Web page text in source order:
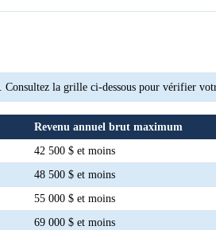
. Consultez la grille ci-dessous pour vérifier
Revenu annuel brut maximum
42 500 $ et moins
48 500 $ et moins
55 000 $ et moins
69 000 $ et moins